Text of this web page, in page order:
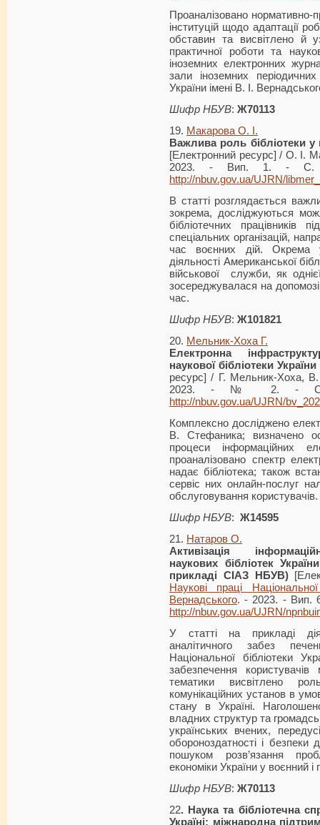
Проаналізовано нормативно-
інституцій щодо адаптації
обставин та висвітлено й
практичної роботи та
іноземних електронних
зали іноземних
України імені В. І.
Шифр НБУВ: Ж70113
19. Макарова О. І.
Важлива роль бібліотеки у
[Електронний ресурс] / О. І.
2023. - Вип. 1. - С.
http://nbuv.gov.ua/UJRN/
В статті розглядається
зокрема, досліджуються
бібліотечних працівників
спеціальних організацій,
час воєнних дій. Окрема
діяльності Американської
військової служби, як
зосереджувалася на
час.
Шифр НБУВ: Ж101821
20. Мельник-Хоха Г.
Електронна
наукової бібліотеки
ресурс] / Г. Мельник-Хоха,
2023. - № 2. - С.
http://nbuv.gov.ua/UJRN/
Комплексно досліджено
В. Стефаника; визначено
процеси інформаційних
проаналізовано спектр
надає бібліотека; також
сервіс них онлайн-послуг
обслуговування користувачів.
Шифр НБУВ: Ж14595
21. Натаров О.
Активізація
наукових бібліотек
прикладі СІАЗ НБУВ)
Наукові праці
Вернадського. - 2023. - Вип.
http://nbuv.gov.ua/UJRN/
У статті на прикладі
аналітичного забез
Національної бібліотеки
забезпечення
тематики висвітлено
комунікаційних установ в
стану в Україні.
владних структур та
українських вчених,
обороноздатності і
пошуком розв’язання
економіки України у воєнний і
Шифр НБУВ: Ж70113
22. Наука та бібліотечна
Україні: міжнародна